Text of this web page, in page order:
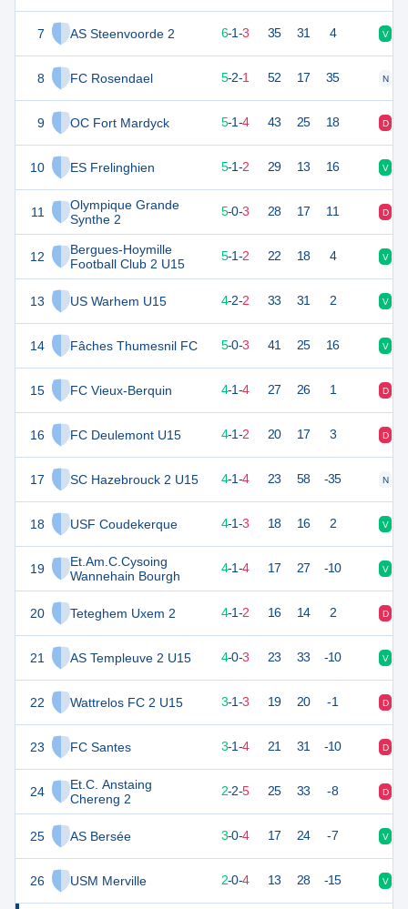
7 AS Steenvoorde 2
8 FC Rosendael
9 OC Fort Mardyck
10 ES Frelinghien
11
Olympique Grande
Synthe 2
12
Bergues-Hoymille
Football Club 2 U15
13 US Warhem U15
14 Fâches Thumesnil FC
15 FC Vieux-Berquin
16 FC Deulemont U15
17 SC Hazebrouck 2 U15
18 USF Coudekerque
19
Et.Am.C.Cysoing
Wannehain Bourgh
20 Teteghem Uxem 2
21 AS Templeuve 2 U15
22 Wattrelos FC 2 U15
23 FC Santes
24
Et.C. Anstaing
Chereng 2
25 AS Bersée
26 USM Merville
19 6-1-3 35 31 4 V
5-2-1 52 17 35 N
16 5-1-4 43 25 18 D
5-1-2 29 13 16 V
15 5-0-3 28 17 11 D
15 5-1-2 22 18 4 V
14 4-2-2 33 31 2 V
14 9 5-0-3 41 25 16 V
13 4-1-4 27 26 1 D
13 4-1-2 20 17 3 D
13 9 4-1-4 23 58 -35 N
12 4-1-3 18 16 2 V
12 4-1-4 17 27 -10 V
11 4-1-2 16 14 2 D
10 4-0-3 23 33 -10 V
10 3-1-3 19 20 -1 D
3-1-4 21 31 -10 D
2-2-5 25 33 -8 D
3-0-4 17 24 -7 V
2-0-4 13 28 -15 V